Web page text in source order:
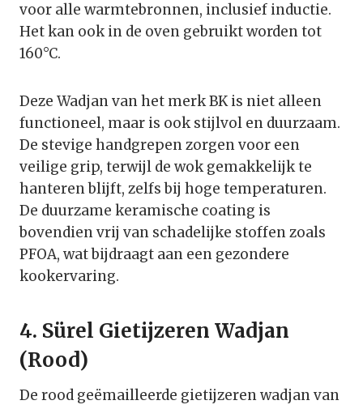
voor alle warmtebronnen, inclusief inductie.
Het kan ook in de oven gebruikt worden tot
160°C.
Deze Wadjan van het merk BK is niet alleen
functioneel, maar is ook stijlvol en duurzaam.
De stevige handgrepen zorgen voor een
veilige grip, terwijl de wok gemakkelijk te
hanteren blijft, zelfs bij hoge temperaturen.
De duurzame keramische coating is
bovendien vrij van schadelijke stoffen zoals
PFOA, wat bijdraagt aan een gezondere
kookervaring.
4. Sürel Gietijzeren Wadjan
(Rood)
De rood geëmailleerde gietijzeren wadjan van